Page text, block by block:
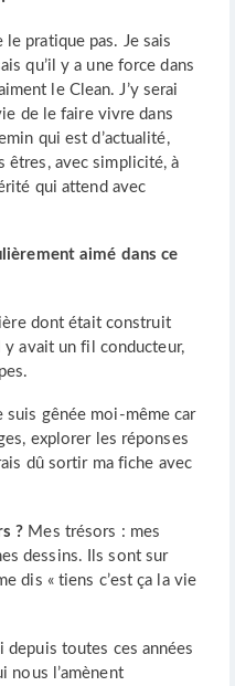
le pratique pas. Je sais
qu’il y a une force dans
le Clean. J’y serai
de le faire vivre dans
qui est d’actualité,
êtres, avec simplicité, à
qui attend avec
aimé dans ce
dont était construit
avait un fil conducteur,
suis gênée moi-même car
explorer les réponses
dû sortir ma fiche avec
? Mes trésors : mes
dessins. Ils sont sur
dis « tiens c’est ça la vie
depuis toutes ces années
nous l’amènent